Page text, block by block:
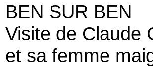
BEN SUR BEN
Visite de Claude
et sa femme